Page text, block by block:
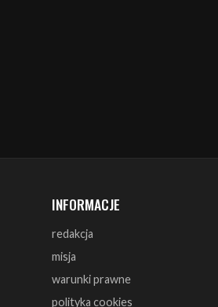
INFORMACJE
redakcja
misja
warunki prawne
polityka cookies